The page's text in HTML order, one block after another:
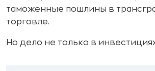
таможенные пошлины в
торговле.
Но дело не только в